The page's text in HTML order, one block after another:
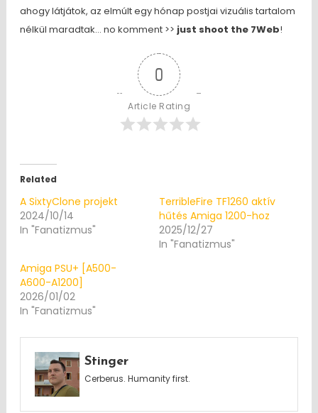
ahogy látjátok, az elmúlt egy hónap postjai vizuális tartalom
nélkül maradtak… no komment >> just shoot the 7Web!
0
Article Rating
Related
A SixtyClone projekt
2024/10/14
In "Fanatizmus"
TerribleFire TF1260 aktív
hűtés Amiga 1200-hoz
2025/12/27
In "Fanatizmus"
Amiga PSU+ [A500-
A600-A1200]
2026/01/02
In "Fanatizmus"
Stinger
Cerberus. Humanity first.